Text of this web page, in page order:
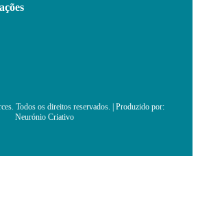
Todos os direitos reservados. | Produzido por:
Neurónio Criativo